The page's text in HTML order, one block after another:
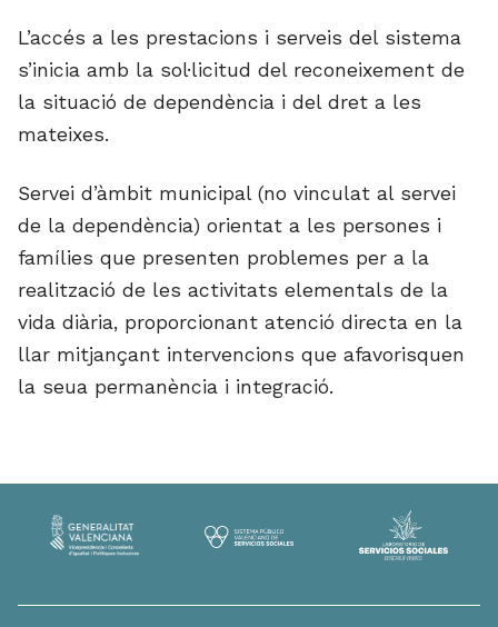
L’accés a les prestacions i serveis del sistema
s’inicia amb la sol·licitud del reconeixement de
la situació de dependència i del dret a les
mateixes.
Servei d’àmbit municipal (no vinculat al servei
de la dependència) orientat a les persones i
famílies que presenten problemes per a la
realització de les activitats elementals de la
vida diària, proporcionant atenció directa en la
llar mitjançant intervencions que afavorisquen
la seua permanència i integració.